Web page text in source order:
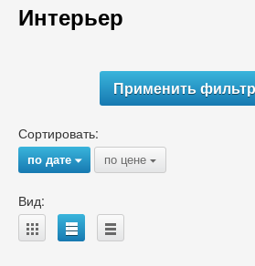
Интерьер
Сортировать:
по дате{ по цене {
Вид:
A B C